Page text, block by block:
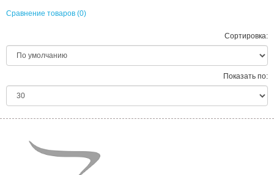
Сравнение товаров (0)
Сортировка:
Показать по: